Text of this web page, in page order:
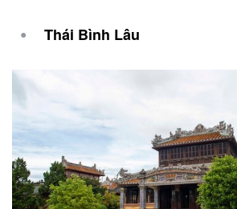
Thái Bình Lâu